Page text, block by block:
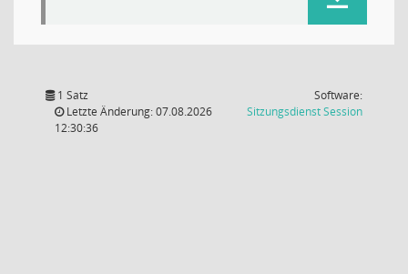
1 Satz
Letzte Änderung: 07.08.2026
12:30:36
Software:
SitzungsdienstSession(Wird in